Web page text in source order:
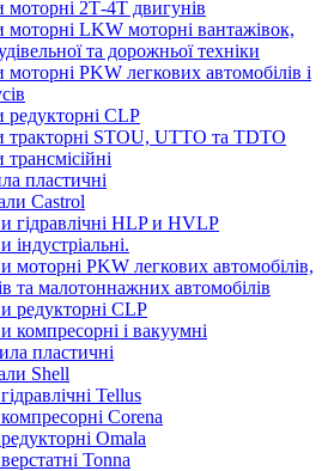
моторні 2Т-4Т двигунів
моторні LKW моторні вантажівок,
та дорожньої техніки
PKW легкових автомобілів і
редукторні CLP
тракторні STOU, UTTO та TDTO
пластичні
Castrol
гідравлічні HLP и HVLP
індустріальні.
моторні PKW легкових автомобілів,
та малотоннажних автомобілів
редукторні CLP
компресорні і вакуумні
пластичні
Shell
Tellus
Corena
Omala
Tonna